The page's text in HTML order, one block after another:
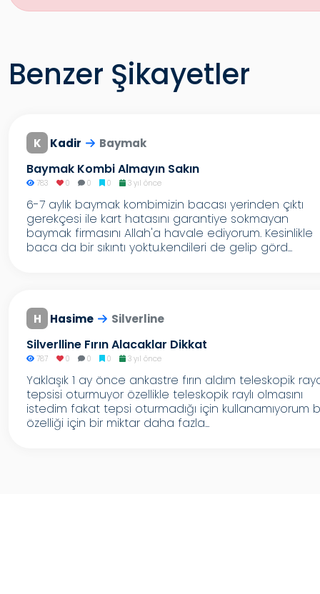
Benzer Şikayetler
K Kadir Baymak
Baymak Kombi Almayın Sakın
783 0 0 0 3 yıl önce
6-7 aylık baymak kombimizin bacası yerinden çıktı
gerekçesi ile kart hatasını garantiye sokmayan
baymak firmasını Allah'a havale ediyorum. Kesinlikle
baca da bir sıkıntı yoktu.kendileri de gelip görd...
H Hasime Silverline
Silverlline Fırın Alacaklar Dikkat
787 0 0 0 3 yıl önce
Yaklaşık 1 ay önce ankastre fırın aldım teleskopik
tepsisi oturmuyor özellikle teleskopik raylı olmasını
istedim fakat tepsi oturmadığı için kullanamıyorum
özelliği için bir miktar daha fazla...